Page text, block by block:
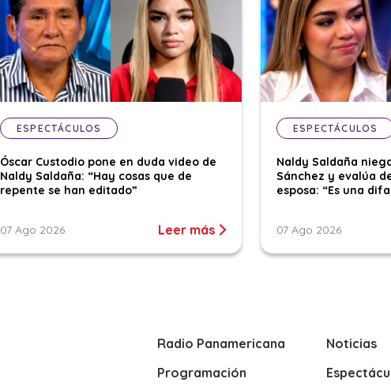
ESPECTÁCULOS
Óscar Custodio pone en duda video de
Naldy Saldaña: “Hay cosas que de
repente se han editado”
07 Ago 2026 Leer más
ESPECTÁCULOS
Naldy Saldaña
Sánchez y evalúa
esposa: “Es una
07 Ago 2026
Radio Panamericana
Programación
Noticias